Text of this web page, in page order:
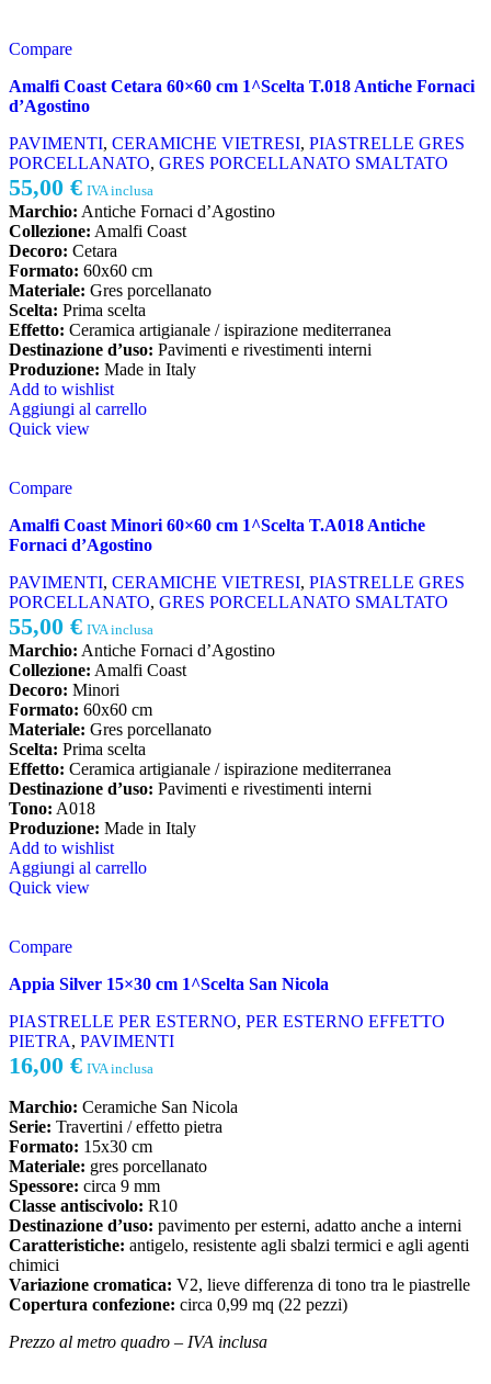
Compare
Amalfi Coast Cetara 60×60 cm 1^Scelta T.018 Antiche Fornaci
d’Agostino
PAVIMENTI, CERAMICHE VIETRESI, PIASTRELLE GRES
PORCELLANATO, GRES PORCELLANATO SMALTATO
55,00 € IVA inclusa
Marchio: Antiche Fornaci d’Agostino
Collezione: Amalfi Coast
Decoro: Cetara
Formato: 60x60 cm
Materiale: Gres porcellanato
Scelta: Prima scelta
Effetto: Ceramica artigianale / ispirazione mediterranea
Destinazione d’uso: Pavimenti e rivestimenti interni
Produzione: Made in Italy
Add to wishlist
Aggiungi al carrello
Quick view
Compare
Amalfi Coast Minori 60×60 cm 1^Scelta T.A018 Antiche
Fornaci d’Agostino
PAVIMENTI, CERAMICHE VIETRESI, PIASTRELLE GRES
PORCELLANATO, GRES PORCELLANATO SMALTATO
55,00 € IVA inclusa
Marchio: Antiche Fornaci d’Agostino
Collezione: Amalfi Coast
Decoro: Minori
Formato: 60x60 cm
Materiale: Gres porcellanato
Scelta: Prima scelta
Effetto: Ceramica artigianale / ispirazione mediterranea
Destinazione d’uso: Pavimenti e rivestimenti interni
Tono: A018
Produzione: Made in Italy
Add to wishlist
Aggiungi al carrello
Quick view
Compare
Appia Silver 15×30 cm 1^Scelta San Nicola
PIASTRELLE PER ESTERNO, PER ESTERNO EFFETTO
PIETRA, PAVIMENTI
16,00 € IVA inclusa
Marchio: Ceramiche San Nicola
Serie: Travertini / effetto pietra
Formato: 15x30 cm
Materiale: gres porcellanato
Spessore: circa 9 mm
Classe antiscivolo: R10
Destinazione d’uso: pavimento per esterni, adatto anche a interni
Caratteristiche: antigelo, resistente agli sbalzi termici e agli agenti
chimici
Variazione cromatica: V2, lieve differenza di tono tra le piastrelle
Copertura confezione: circa 0,99 mq (22 pezzi)
Prezzo al metro quadro – IVA inclusa